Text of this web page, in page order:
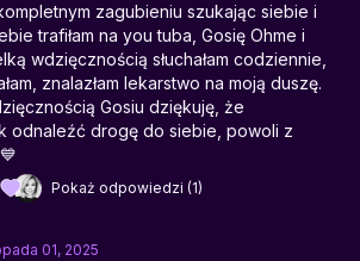
zagubieniu szukając siebie i
trafiłam na you tuba, Gosię Ohme i
wdzięcznością słuchałam codziennie,
znalazłam lekarstwo na moją duszę.
Gosiu dziękuję, że
odnaleźć drogę do siebie, powoli z
Pokaż odpowiedzi (1)
01, 2025